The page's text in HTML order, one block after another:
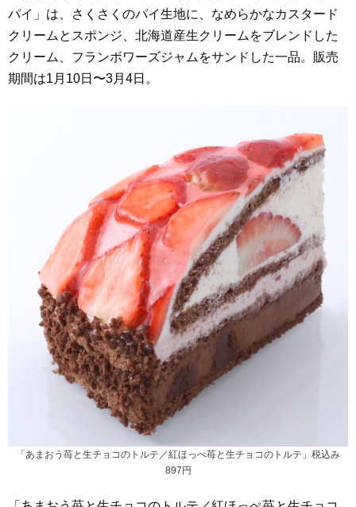
パイ」は、さくさくのパイ生地に、なめらかなカスタード
クリームとスポンジ、北海道産生クリームをブレンドした
クリーム、フランボワーズジャムをサンドした一品。販売
期間は1月10日〜3月4日。
「あまおう苺と生チョコのトルテ／紅ほっぺ苺と生チョコのトルテ」税込み
897円